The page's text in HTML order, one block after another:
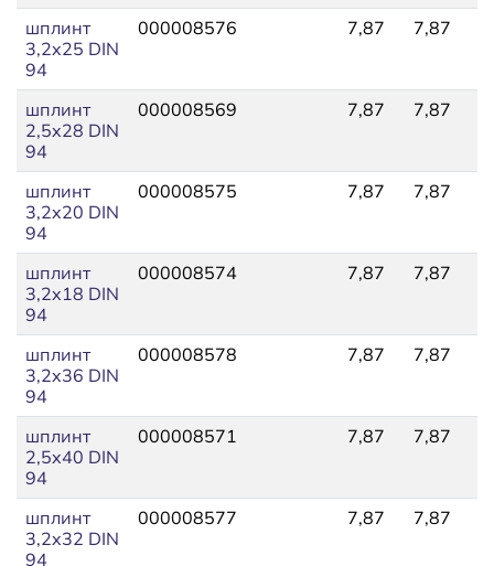
шплинт
3,2x25 DIN
94
000008576 7,87 7,87
шплинт
2,5x28 DIN
94
000008569 7,87 7,87
шплинт
3,2x20 DIN
94
000008575 7,87 7,87
шплинт
3,2x18 DIN
94
000008574 7,87 7,87
шплинт
3,2x36 DIN
94
000008578 7,87 7,87
шплинт
2,5x40 DIN
94
000008571 7,87 7,87
шплинт
3,2x32 DIN
94
000008577 7,87 7,87